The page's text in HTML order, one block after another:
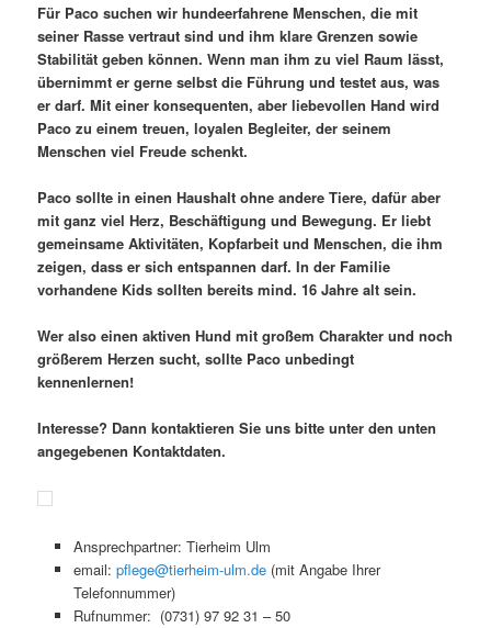
Für Paco suchen wir hundeerfahrene Menschen, die mit
seiner Rasse vertraut sind und ihm klare Grenzen sowie
Stabilität geben können. Wenn man ihm zu viel Raum lässt,
übernimmt er gerne selbst die Führung und testet aus, was
er darf. Mit einer konsequenten, aber liebevollen Hand wird
Paco zu einem treuen, loyalen Begleiter, der seinem
Menschen viel Freude schenkt.
Paco sollte in einen Haushalt ohne andere Tiere, dafür aber
mit ganz viel Herz, Beschäftigung und Bewegung. Er liebt
gemeinsame Aktivitäten, Kopfarbeit und Menschen, die ihm
zeigen, dass er sich entspannen darf. In der Familie
vorhandene Kids sollten bereits mind. 16 Jahre alt sein.
Wer also einen aktiven Hund mit großem Charakter und noch
größerem Herzen sucht, sollte Paco unbedingt
kennenlernen!
Interesse? Dann kontaktieren Sie uns bitte unter den unten
angegebenen Kontaktdaten.
Ansprechpartner: Tierheim Ulm
email: pflege@tierheim-ulm.de(mit Angabe Ihrer
Telefonnummer)
Rufnummer: (0731) 97 92 31 – 50